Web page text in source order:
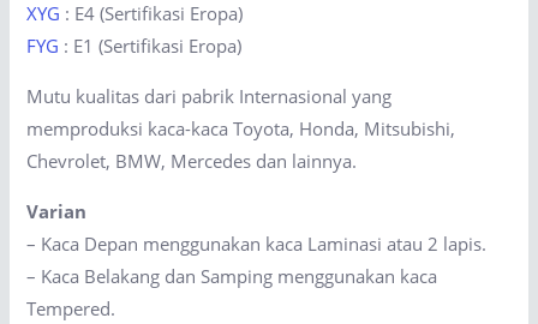
XYG : E4 (Sertifikasi Eropa)
FYG : E1 (Sertifikasi Eropa)
Mutu kualitas dari pabrik Internasional yang
memproduksi kaca-kaca Toyota, Honda, Mitsubishi,
Chevrolet, BMW, Mercedes dan lainnya.
Varian
– Kaca Depan menggunakan kaca Laminasi atau 2 lapis.
– Kaca Belakang dan Samping menggunakan kaca
Tempered.